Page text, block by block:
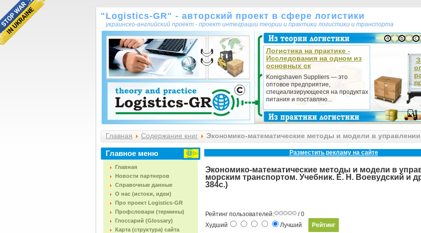
"Logistics-GR" - авторский проект в сфере логистики
украинско-английский проект - проект интеграции теории и практики логистики и транспорта
Логистика на практике -
Исследования на одном из
основных ск
Konigshaven Suppliers — это
оптовое предприятие,
специализирующееся на продуктах
питания и поставляю...
Главная Содержание книг
Экономико-математические методы и модели в
Воевудский и др. (1988, 384с.)
Главное меню
Главная
Новости партнеров
Справочные данные
О нас (истоки, идеи)
Про проект Logistics-GR
Профсловари (термины)
Глоссарий (Glossary)
Карта (структура) сайта
Разместить рекламу на сайте
Экономико-математические методы и модели в
морским транспортом. Учебник. Е. Н. Воевудский и
384с.)
Рейтинг пользователей:
/ 0
Худший
Лучший